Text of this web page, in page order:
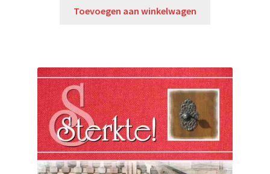
Toevoegen aan winkelwagen